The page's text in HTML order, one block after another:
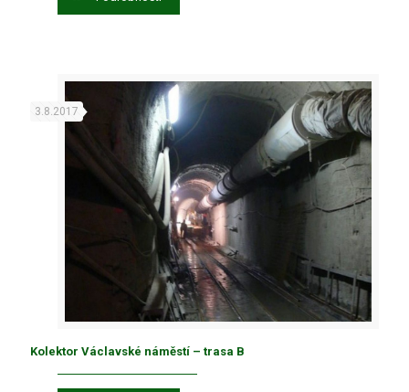
3.8.2017
Kolektor Václavské náměstí – trasa B